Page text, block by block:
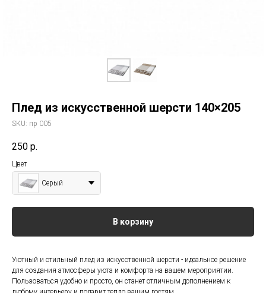
Плед из искусственной шерсти 140×205
SKU: пр 005
250 р.
Цвет
Серый
В корзину
Уютный и стильный плед из искусственной шерсти - идеальное решение
для создания атмосферы уюта и комфорта на вашем мероприятии.
Пользоваться удобно и просто, он станет отличным дополнением к